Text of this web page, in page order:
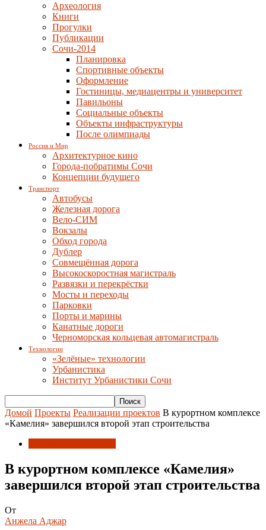
Археология
Книги
Прогулки
Публикации
Сочи-2014
Планировка
Спортивные объекты
Оформление
Гостиницы, медиацентры и университет
Павильоны
Социальные объекты
Объекты инфраструктуры
После олимпиады
Россия и Мир
Архитектурное кино
Города-побратимы Сочи
Концепции будущего
Транспорт
Автобусы
Железная дорога
Вело-СИМ
Вокзалы
Обход города
Дублер
Совмещённая дорога
Высокоскоростная магистраль
Развязки и перекрёстки
Мосты и переходы
Парковки
Порты и марины
Канатные дороги
Черноморская кольцевая автомагистраль
Технологии
«Зелёные» технологии
Урбанистика
Институт Урбанистики Сочи
Домой Проекты Реализации проектов В курортном комплексе
«Камелия» завершился второй этап строительства
В курортном комплексе «Камелия»
завершился второй этап строительства
От
Анжела Аджар